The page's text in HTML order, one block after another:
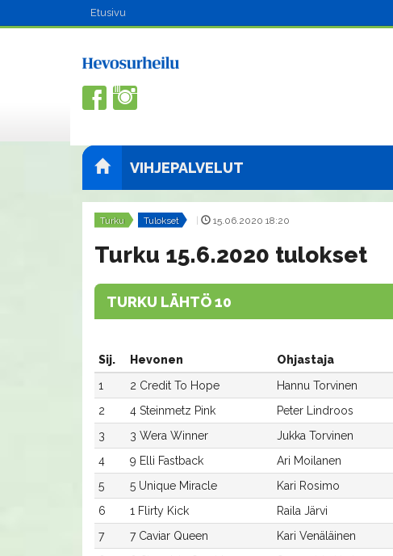
Etusivu
VIHJEPALVELUT
Turku Tulokset 15.06.2020 18:20
Turku 15.6.2020 tulokset
TURKU LÄHTÖ 10
Sij. Hevonen Ohjastaja
1
2 Credit To Hope Hannu Torvinen
2
4 Steinmetz Pink Peter Lindroos
3
3 Wera Winner Jukka Torvinen
4
9 Elli Fastback Ari Moilanen
5
5 Unique Miracle Kari Rosimo
6
1 Flirty Kick Raila Järvi
7
7 Caviar Queen Kari Venäläinen